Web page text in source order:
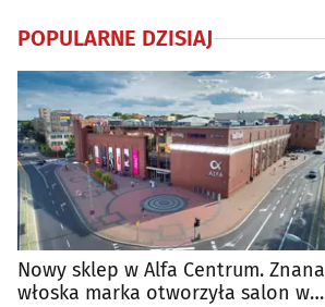
POPULARNE DZISIAJ
Nowy sklep w Alfa Centrum. Znana
włoska marka otworzyła salon w